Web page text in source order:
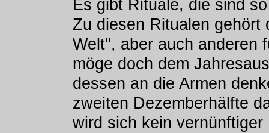
Es gibt Rituale, die sind
Zu diesen Ritualen gehört
Welt", aber auch anderen
möge doch dem
dessen an die Armen
zweiten Dezemberhälfte
wird sich kein